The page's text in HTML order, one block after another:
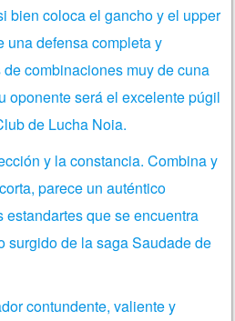
bien coloca el gancho y el upper
una defensa completa y
combinaciones muy de cuna
oponente será el excelente púgil
de Lucha Noia.
y la constancia. Combina y
parece un auténtico
que se encuentra
surgido de la saga Saudade de
contundente, valiente y